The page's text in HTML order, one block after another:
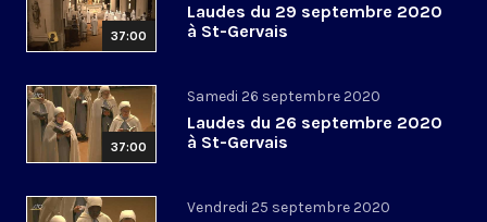
37:00
Laudes du 29 septembre 2020
à St-Gervais
37:00
Samedi 26 septembre 2020
Laudes du 26 septembre 2020
à St-Gervais
Vendredi 25 septembre 2020